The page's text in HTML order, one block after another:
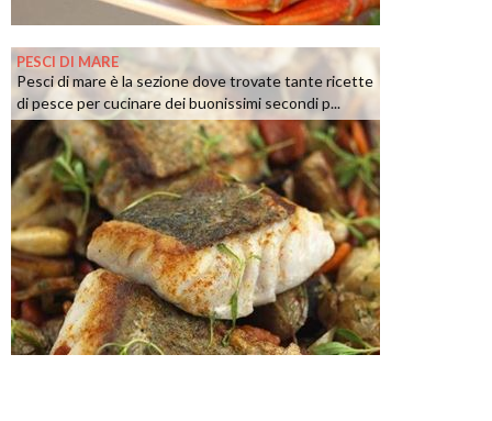
PESCI DI MARE
Pesci di mare è la sezione dove trovate tante ricette
di pesce per cucinare dei buonissimi secondi p...